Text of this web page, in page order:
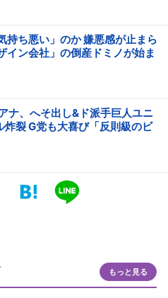
持ち悪い」のか 嫌悪感が止まら
イン会社」の倒産ドミノが始ま
ナ、へそ出し&ド派手巨人ユニ
炸裂 G党も大喜び「反則級のビ
もっと見る